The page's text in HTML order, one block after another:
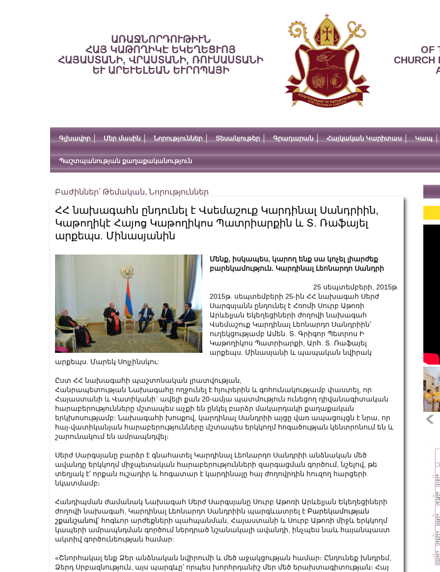
ԱՌԱՋՆՈՐԴՈՒԹԻՒՆ
ՀԱՅ ԿԱԹՈՂԻԿԷ ԵԿԵՂԵՑՒՈՅ
ՀԱՅԱՍՏԱՆԻ, ՎՐԱՍՏԱՆԻ, ՌՈՒՍԱՍՏԱՆԻ
ԵՒ ԱՐԵՒԵԼԵԱՆ ԵՒՐՈՊԱՅԻ
OF
CHURCH
Գլխավոր Մեր մասին Նորություններ Տեսանյութեր Գրադարան Հայկական Կարիտաս Կապ
Պաշտպանության քաղաքականություն
Բաժիններ՝ Թեմական, Նորություններ
ՀՀ նախագահն ընդունել է Վսեմաշուք Կարդինալ Սանդրիին,
Կաթողիկէ Հայոց Կաթողիկոս Պատրիարքին և Տ. Ռաֆայել
արքեպս. Մինասյանին
Մենք, իսկապես, կարող ենք սա կոչել լիարժեք
բարեկամություն. Կարդինալ Լեոնարդո Սանդրի
25 սեպտեմբերի, 2015թ.
2015թ. սեպտեմբերի 25-ին ՀՀ նախագահ Սերժ
Սարգսյանն ընդունել է Հռոմի Սուրբ Աթոռի
Արևելյան Եկեղեցիների ժողովի նախագահ
Վսեմաշուք Կարդինալ Լեոնարդո Սանդրիին՝
ուղեկցությամբ Ամեն. Տ. Գրիգոր Պետրոս Ի
Կաթողիկոս Պատրիարքի, Արհ. Տ. Ռաֆայել
արքեպս. Մինասյանի և պապական նվիրակ
արքեպս. Մարեկ Սոլչինսկու:
Ըստ ՀՀ նախագահի պաշտոնական լրատվության,
Հանրապետության Նախագահը ողջունել է հյուրերին և գոհունակությամբ փաստել, որ
Հայաստանի և Վատիկանի` ավելի քան 20-ամյա պատմություն ունեցող դիվանագիտական
հարաբերությունները մշտապես աչքի են ընկել բարձր մակարդակի քաղաքական
երկխոսությամբ: Նախագահի խոսքով, կարդինալ Սանդրիի այցը վառ ապացույցն է նրա, որ
հայ-վատիկանյան հարաբերությունները մշտապես երկկողմ հոգածության կենտրոնում են և
շարունակում են ամրապնդվել։
Սերժ Սարգսյանը բարձր է գնահատել Կարդինալ Լեոնարդո Սանդրիի անձնական մեծ
ավանդը երկկողմ միջպետական հարաբերությունների զարգացման գործում, նշելով, թե
տեղյակ է՝ որքան ուշադիր և հոգատար է կարդինալը հայ ժողովրդին հուզող հարցերի
նկատմամբ։
Հանդիպման ժամանակ Նախագահ Սերժ Սարգսյանը Սուրբ Աթոռի Արևելյան Եկեղեցիների
ժողովի նախագահ, Կարդինալ Լեոնարդո Սանդրիին պարգևատրել է Բարեկամության
շքանշանով՝ հոգևոր արժեքների պահպանման, Հայաստանի և Սուրբ Աթոռի միջև երկկողմ
կապերի ամրապնդման գործում ներդրած նշանակալի ավանդի, ինչպես նաև հայանպաստ
ակտիվ գործունեության համար:
«Շնորհակալ ենք Ձեր անձնական նվիրումի և մեծ աջակցության համար։ Ընդունեք խնդրեմ,
Ձերդ Սրբազնություն, այս պարգևը՝ որպես խորհրդանիշ մեր մեծ երախտագիտության։ Հայ